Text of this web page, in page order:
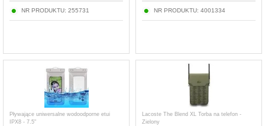
NR PRODUKTU: 255731 NR PRODUKTU: 4001334
Pływające uniwersalne wodoodporne etui
IPX8 - 7.5"
Lacoste The Blend XL Torba na telefon -
Zielony